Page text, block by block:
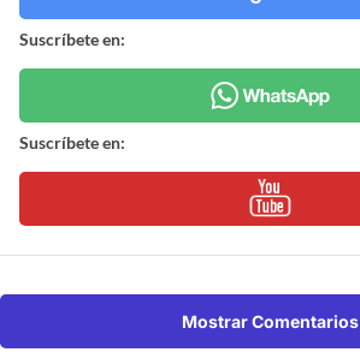
Suscríbete en:
Suscríbete en:
Mostrar Comentarios